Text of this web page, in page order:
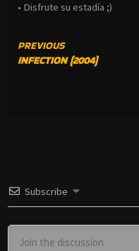
• Disfrute su estadía ;)
CONTINUE
READING
PREVIOUS
INFECTION (2004)
Subscribe